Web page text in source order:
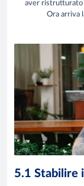
aver ristrutturato
Ora arriva
5.1 Stabilire